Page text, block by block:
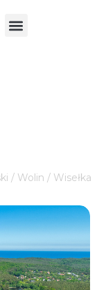
/ Wolin / Wisełka